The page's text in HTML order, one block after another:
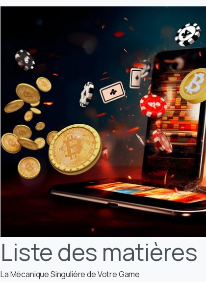
Liste des matières
La Mécanique Singulière de Votre Game